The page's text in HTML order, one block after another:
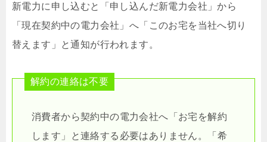
新電力に申し込むと「申し込んだ新電力会社」から
「現在契約中の電力会社」へ「このお宅を当社へ切り
替えます」と通知が行われます。
解約の連絡は不要
消費者から契約中の電力会社へ「お宅を解約
します」と連絡する必要はありません。「希